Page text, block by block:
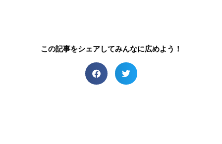
この記事をシェアしてみんなに広めよう！